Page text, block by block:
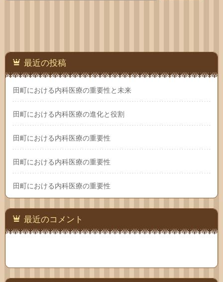
最近の投稿
田町における内科医療の重要性と未来
田町における内科医療の進化と役割
田町における内科医療の重要性
田町における内科医療の重要性
田町における内科医療の重要性
最近のコメント